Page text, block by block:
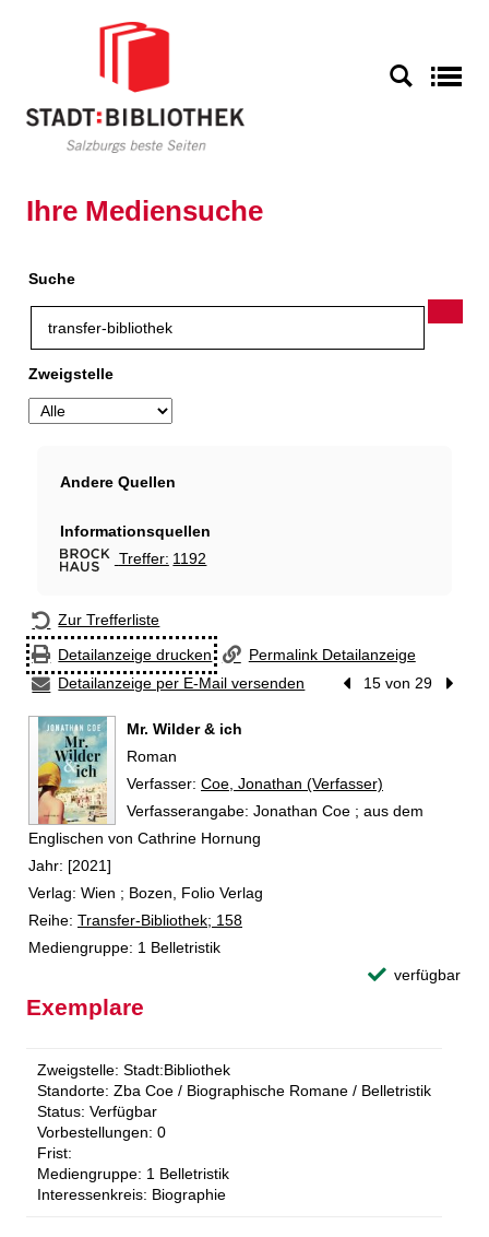
Ihre Mediensuche
Suche
Zweigstelle
Andere Quellen
Informationsquellen
Treffer: 1192
Zur Trefferliste
Detailanzeige drucken
Permalink Detailanzeige
Detailanzeige per E-Mail versenden
Vorheriger Treffer
15 von 29
Mr. Wilder & ich
Roman
Verfasser: Suche nach diesem Verfasser
Coe, Jonathan (Verfasser)
Verfasserangabe: Jonathan Coe ; aus dem
Englischen von Cathrine Hornung
Jahr: [2021]
Verlag: Wien ; Bozen, Folio Verlag
Reihe: Transfer-Bibliothek; 158
Mediengruppe: 1 Belletristik
verfügbar
Exemplare
Zweigstelle: Stadt:Bibliothek
Standorte: Zba Coe / Biographische Romane / Belletristik
Status: Verfügbar
Vorbestellungen: 0
Frist:
Mediengruppe: 1 Belletristik
Interessenkreis: Biographie